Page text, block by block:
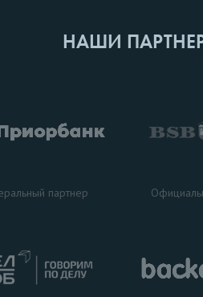
НАШИ
партнер